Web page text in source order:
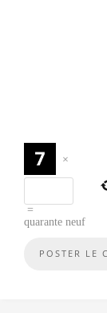
×
=
quarante neuf